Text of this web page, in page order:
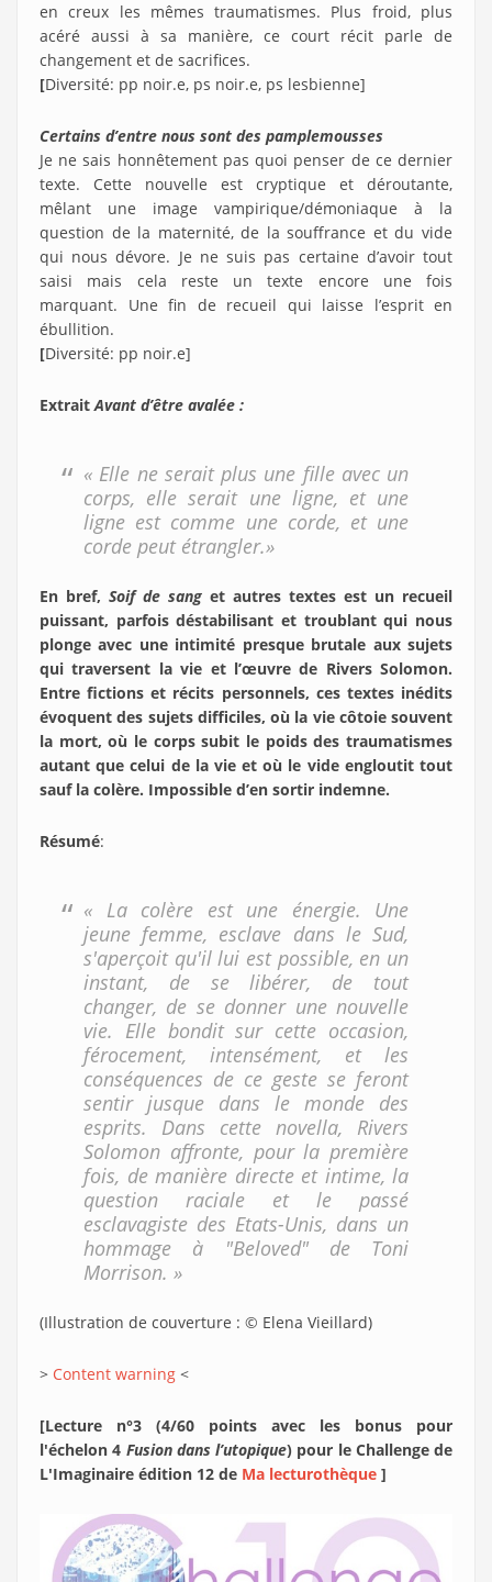
en creux les mêmes traumatismes. Plus froid, plus
acéré aussi à sa manière, ce court récit parle de
changement et de sacrifices.
[Diversité: pp noir.e, ps noir.e, ps lesbienne]
Certains d’entre nous sont des pamplemousses
Je ne sais honnêtement pas quoi penser de ce dernier
texte. Cette nouvelle est cryptique et déroutante,
mêlant une image vampirique/démoniaque à la
question de la maternité, de la souffrance et du vide
qui nous dévore. Je ne suis pas certaine d’avoir tout
saisi mais cela reste un texte encore une fois
marquant. Une fin de recueil qui laisse l’esprit en
ébullition.
[Diversité: pp noir.e]
ExtraitAvant d’être avalée :
« Elle ne serait plus une fille avec un
corps, elle serait une ligne, et une
ligne est comme une corde, et une
corde peut étrangler.»
En bref, Soif de sang et autres textes est un recueil
puissant, parfois déstabilisant et troublant qui nous
plonge avec une intimité presque brutale aux sujets
qui traversent la vie et l’œuvre de Rivers Solomon.
Entre fictions et récits personnels, ces textes inédits
évoquent des sujets difficiles, où la vie côtoie souvent
la mort, où le corps subit le poids des traumatismes
autant que celui de la vie et où le vide engloutit tout
sauf la colère. Impossible d’en sortir indemne.
Résumé:
« La colère est une énergie. Une
jeune femme, esclave dans le Sud,
s'aperçoit qu'il lui est possible, en un
instant, de se libérer, de tout
changer, de se donner une nouvelle
vie. Elle bondit sur cette occasion,
férocement, intensément, et les
conséquences de ce geste se feront
sentir jusque dans le monde des
esprits. Dans cette novella, Rivers
Solomon affronte, pour la première
fois, de manière directe et intime, la
question raciale et le passé
esclavagiste des Etats-Unis, dans un
hommage à "Beloved" de Toni
Morrison. »
(Illustration de couverture : © Elena Vieillard)
> Content warning <
[Lecture n°3 (4/60 points avec les bonus pour
l'échelon 4 Fusion dans l’utopique) pour le Challenge de
L'Imaginaire édition 12 de Ma lecturothèque ]